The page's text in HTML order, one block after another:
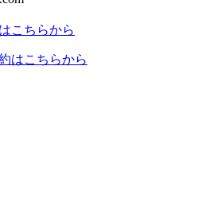
こちらから
はこちらから